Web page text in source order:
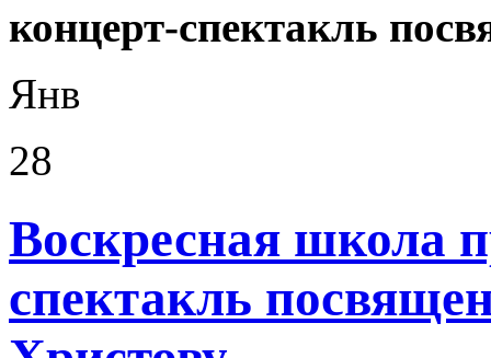
концерт-спектакль
Янв
28
Воскресная школа
спектакль